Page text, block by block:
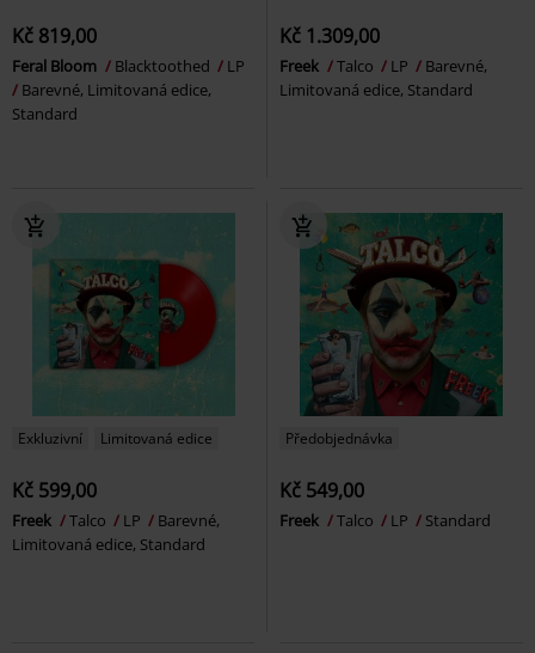
Kč 819,00
Feral Bloom Blacktoothed
LP
Barevné, Limitovaná edice,
Standard
Kč 1.309,00
Freek Talco LP
Barevné,
Limitovaná edice, Standard
Exkluzivní Limitovaná edice
Kč 599,00
Freek Talco LP
Barevné,
Limitovaná edice, Standard
Předobjednávka
Kč 549,00
Freek Talco LP Standard